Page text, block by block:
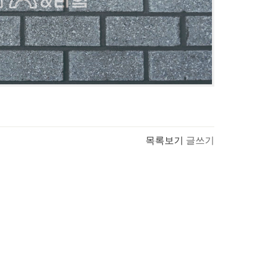
목록보기 글쓰기